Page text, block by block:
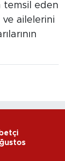
temsil eden
ailelerini
8 Ağustos